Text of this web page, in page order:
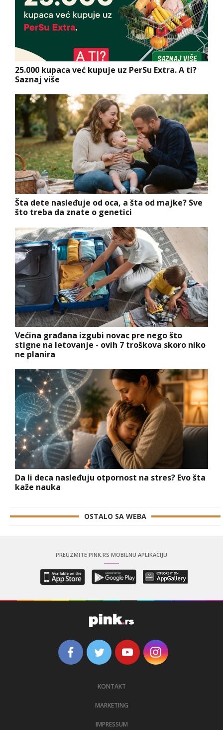
25.000 kupaca već kupuje uz PerSu Extra. A ti?
Saznaj više
Šta dete nasleđuje od oca, a šta od majke? Sve
što treba da znate o genetici
Većina građana izgubi novac pre nego što
stigne na letovanje - ovih 7 troškova skoro niko
ne planira
Da li deca nasleđuju otpornost na stres? Evo šta
kaže nauka
OSTALO SA WEBA
PREUZMITE PINK.RS MOBILNU APLIKACIJU
KONTAKT
MARKETING
IMPRESSUM